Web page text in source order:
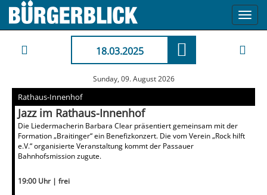
18.03.2025
Sunday, 09. August 2026
Rathaus-Innenhof
Jazz im Rathaus-Innenhof
Die Liedermacherin Barbara Clear präsentiert gemeinsam mit der
Formation „Braitinger“ ein Benefizkonzert. Die vom Verein „Rock hilft
e.V.“ organisierte Veranstaltung kommt der Passauer
Bahnhofsmission zugute.
19:00 Uhr | frei